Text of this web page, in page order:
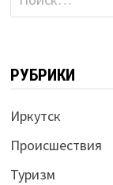
РУБРИКИ
Иркутск
Происшествия
Туризм